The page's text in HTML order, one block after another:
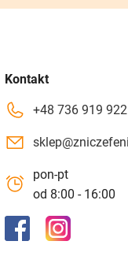
Kontakt
+48 736 919 922
pon-pt
od 8:00 - 16:00